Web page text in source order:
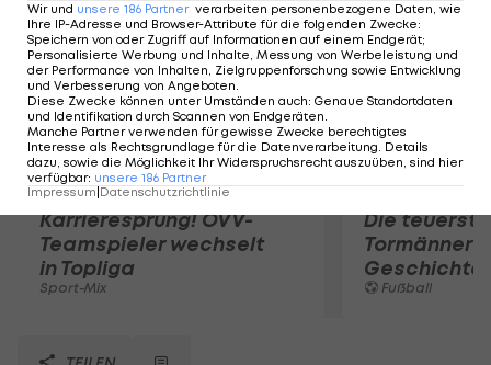
Karrieresprung! ÖVV-
Teamspieler wechselt
in Topliga
Sport-Mix
Die
Tormänner
Geschichte
Fußball
Wir und unsere 186 Partner verarbeiten personenbezogene Daten, wie
Ihre IP-Adresse und Browser-Attribute für die folgenden Zwecke:
Speichern von oder Zugriff auf Informationen auf einem Endgerät;
Personalisierte Werbung und Inhalte, Messung von Werbeleistung und
der Performance von Inhalten, Zielgruppenforschung sowie Entwicklung
und Verbesserung von Angeboten.
Diese Zwecke können unter Umständen auch: Genaue Standortdaten
und Identifikation durch Scannen von Endgeräten.
Manche Partner verwenden für gewisse Zwecke berechtigtes
Interesse als Rechtsgrundlage für die Datenverarbeitung. Details
dazu, sowie die Möglichkeit Ihr Widerspruchsrecht auszuüben, sind hier
verfügbar: unsere 186 Partner
Impressum Datenschutzrichtlinie